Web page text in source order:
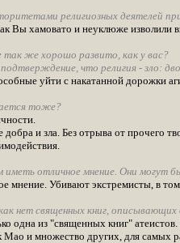
религиозных деятелей
Вы хамовато и неуклюже изволили
же хорошо развито, как у вас?
что религия - зло:
уйти с накатанной дорожки
тоже?
и зла. Без отрыва от прочего
отличное мнение. Они могут
мнение. Убивают экстремисты, в
нет священных книг, описывающих
одна из "священных книг"
и множество других, для самых